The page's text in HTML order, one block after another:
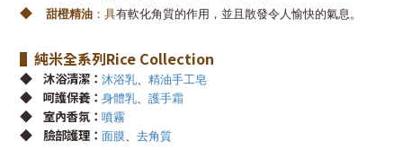
◆ 甜橙精油 ：具有軟化角質的作用 ，並且 散發令人愉快的氣息。
▌純米全系列Rice Collection
◆ 沐浴清潔： 沐浴乳、 精油手工皂
◆ 呵護保養： 身體乳、 護手霜
◆ 室內香氛： 噴霧
◆ 臉部護理： 面膜、 去角質